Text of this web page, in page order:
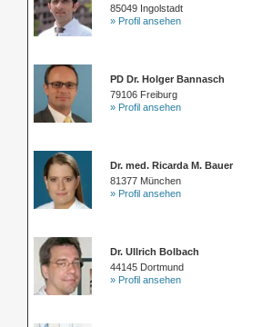
85049 Ingolstadt
» Profil ansehen
PD Dr. Holger Bannasch
79106 Freiburg
» Profil ansehen
Dr. med. Ricarda M. Bauer
81377 München
» Profil ansehen
Dr. Ullrich Bolbach
44145 Dortmund
» Profil ansehen